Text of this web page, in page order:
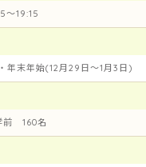
19:15
年末年始(12月29日～1月3日)
前 160名